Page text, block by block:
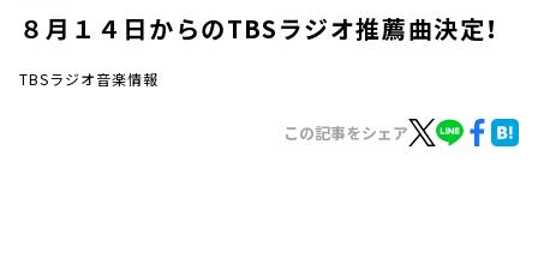
８月１４日からのTBSラジオ推薦曲決定！
TBSラジオ音楽情報
この記事をシェア